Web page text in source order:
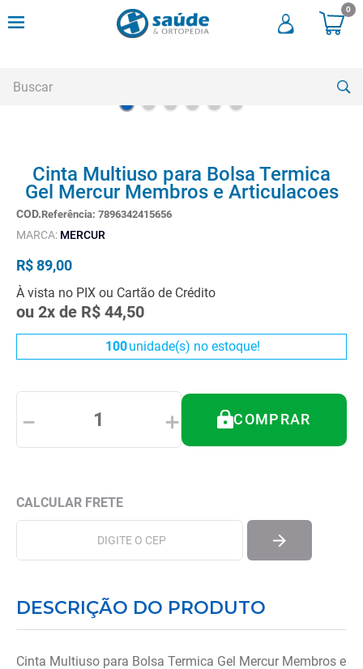
0
Cinta Multiuso para Bolsa Termica
Gel Mercur Membros e Articulacoes
Referência: 7896342415656
MARCA: MERCUR
R$89,00
À vista no PIX ou Cartão de Crédito
ou 2x de R$ 44,50
100unidade(s) no estoque!
＋
－ COMPRAR
DESCRIÇÃO DO PRODUTO
Cinta Multiuso para Bolsa Termica Gel Mercur Membros e
andadores
meia compressao
3º
cadeira rodas
4º
cadeira higienica
5º
tipoia
6º
muleta
ortese polegar punho